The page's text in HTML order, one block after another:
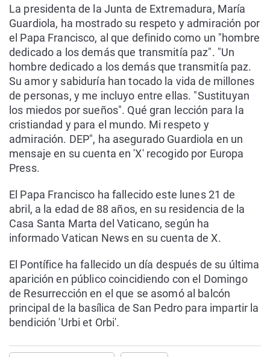
La presidenta de la Junta de Extremadura, María
Guardiola, ha mostrado su respeto y admiración por
el Papa Francisco, al que definido como un "hombre
dedicado a los demás que transmitía paz". "Un
hombre dedicado a los demás que transmitía paz.
Su amor y sabiduría han tocado la vida de millones
de personas, y me incluyo entre ellas. "Sustituyan
los miedos por sueños". Qué gran lección para la
cristiandad y para el mundo. Mi respeto y
admiración. DEP", ha asegurado Guardiola en un
mensaje en su cuenta en 'X' recogido por Europa
Press.
El Papa Francisco ha fallecido este lunes 21 de
abril, a la edad de 88 años, en su residencia de la
Casa Santa Marta del Vaticano, según ha
informado Vatican News en su cuenta de X.
El Pontífice ha fallecido un día después de su última
aparición en público coincidiendo con el Domingo
de Resurrección en el que se asomó al balcón
principal de la basílica de San Pedro para impartir la
bendición 'Urbi et Orbi'.